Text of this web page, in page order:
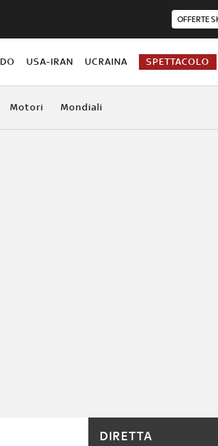
OFFERTE
USA-IRAN UCRAINA SPETTACOLO
Motori Mondiali
DIRETTA